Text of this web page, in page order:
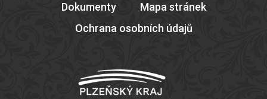
Dokumenty
Mapa stránek
Ochrana osobních údajů